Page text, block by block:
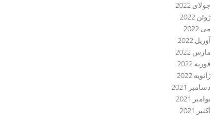
جولای 2022
ژوئن 2022
می 2022
آوریل 2022
مارس 2022
فوریه 2022
ژانویه 2022
دسامبر 2021
نوامبر 2021
اکتبر 2021